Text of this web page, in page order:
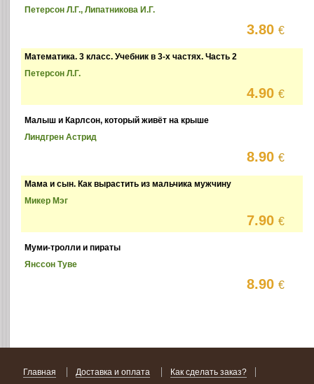
Петерсон Л.Г., Липатникова И.Г.
3.80€
Математика. 3 класс. Учебник в 3-х частях. Часть 2
Петерсон Л.Г.
4.90€
Малыш и Карлсон, который живёт на крыше
Линдгрен Астрид
8.90€
Мама и сын. Как вырастить из мальчика мужчину
Микер Мэг
7.90€
Муми-тролли и пираты
Янссон Туве
8.90€
Главная Доставка и оплата Как сделать заказ?